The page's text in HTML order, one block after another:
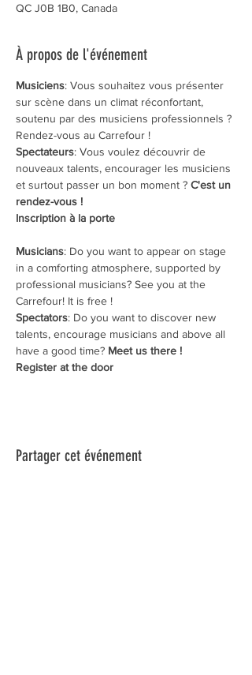
QC J0B 1B0, Canada
À propos de l'événement
Musiciens: Vous souhaitez vous présenter
sur scène dans un climat réconfortant,
soutenu par des musiciens professionnels ?
Rendez-vous au Carrefour !
Spectateurs: Vous voulez découvrir de
nouveaux talents, encourager les musiciens
et surtout passer un bon moment ? C'est un
rendez-vous !
Inscription à la porte
Musicians: Do you want to appear on stage
in a comforting atmosphere, supported by
professional musicians? See you at the
Carrefour! ​It is free !
Spectators: Do you want to discover new
talents, encourage musicians and above all
have a good time? Meet us there !​
​Register at the door
Partager cet événement